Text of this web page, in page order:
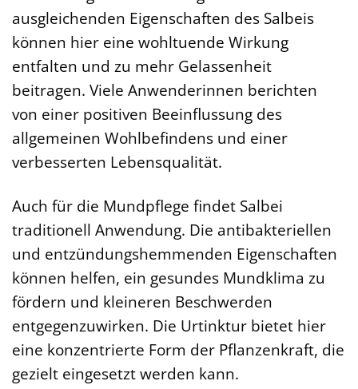
ausgleichenden Eigenschaften des Salbeis
können hier eine wohltuende Wirkung
entfalten und zu mehr Gelassenheit
beitragen. Viele Anwenderinnen berichten
von einer positiven Beeinflussung des
allgemeinen Wohlbefindens und einer
verbesserten Lebensqualität.
Auch für die Mundpflege findet Salbei
traditionell Anwendung. Die antibakteriellen
und entzündungshemmenden Eigenschaften
können helfen, ein gesundes Mundklima zu
fördern und kleineren Beschwerden
entgegenzuwirken. Die Urtinktur bietet hier
eine konzentrierte Form der Pflanzenkraft, die
gezielt eingesetzt werden kann.